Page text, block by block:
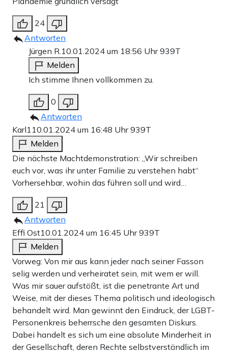
24
Antworten
Jürgen R.10.01.2024 um 18:56 Uhr939T
Melden
Ich stimme Ihnen vollkommen zu.
0
Antworten
Karl1 10.01.2024 um 16:48 Uhr939T
Melden
Die nächste Machtdemonstration: „Wir schreiben
euch vor, was ihr unter Familie zu verstehen habt“
Vorhersehbar, wohin das führen soll und wird…
21
Antworten
Effi Ost10.01.2024 um 16:45 Uhr939T
Melden
Vorweg: Von mir aus kann jeder nach seiner Fasson
selig werden und verheiratet sein, mit wem er will.
Was mir sauer aufstößt, ist die penetrante Art und
Weise, mit der dieses Thema politisch und ideologisch
behandelt wird. Man gewinnt den Eindruck, der LGBT-
Personenkreis beherrsche den gesamten Diskurs.
Dabei handelt es sich um eine absolute Minderheit in
der Gesellschaft, deren Rechte selbstverständlich im